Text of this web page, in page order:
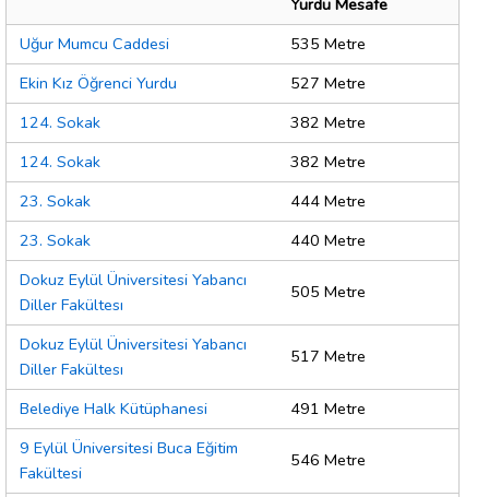
Yurdu Mesafe
Uğur Mumcu Caddesi
535 Metre
Ekin Kız Öğrenci Yurdu
527 Metre
124. Sokak
382 Metre
124. Sokak
382 Metre
23. Sokak
444 Metre
23. Sokak
440 Metre
Dokuz Eylül Üniversitesi Yabancı
Diller Fakültesı
505 Metre
Dokuz Eylül Üniversitesi Yabancı
Diller Fakültesı
517 Metre
Belediye Halk Kütüphanesi
491 Metre
9 Eylül Üniversitesi Buca Eğitim
Fakültesi
546 Metre